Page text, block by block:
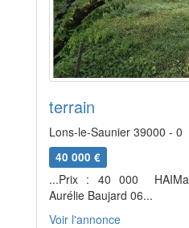
terrain
Lons-le-Saunier 39000 - 0
40 000 €
...Prix : 40 000 
Aurélie Baujard 06...
Voir l'annonce